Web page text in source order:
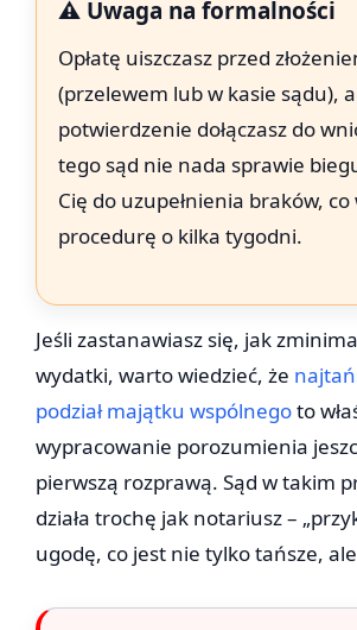
⚠️ Uwaga na formalności
Opłatę uiszczasz przed
(przelewem lub w kasie sądu), a
potwierdzenie dołączasz do
tego sąd nie nada sprawie
Cię do uzupełnienia braków, co
procedurę o kilka tygodni.
Jeśli zastanawiasz się, jak
wydatki, warto wiedzieć, że
podział majątku wspólnegoto
wypracowanie porozumienia
pierwszą rozprawą. Sąd w takim
działa trochę jak notariusz –
ugodę, co jest nie tylko tańsze,